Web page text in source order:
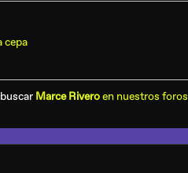
cepa
Marce Riveroen nuestros foros